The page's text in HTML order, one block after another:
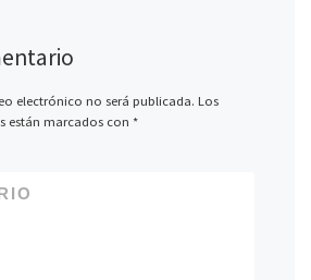
electrónico no será publicada. Los
están marcados con *